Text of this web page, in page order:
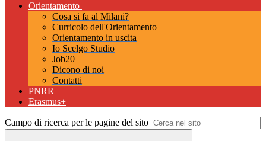
Orientamento
Cosa si fa al Milani?
Curricolo dell'Orientamento
Orientamento in uscita
Io Scelgo Studio
Job20
Dicono di noi
Contatti
PNRR
Erasmus+
Campo di ricerca per le pagine del sito